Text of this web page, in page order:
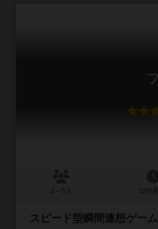
スピード型瞬間連想ゲー